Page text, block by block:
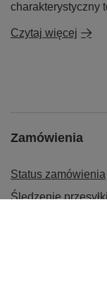
charakterystyczny
Czytaj więcej
Zamówienia
Status zamówienia
Śledzenie